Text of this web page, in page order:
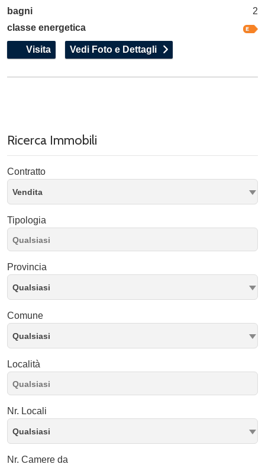
bagni
2
classe energetica
Visita Vedi Foto e Dettagli
Ricerca Immobili
Contratto
Vendita
Tipologia
Provincia
Qualsiasi
Comune
Qualsiasi
Località
Nr. Locali
Qualsiasi
Nr. Camere da